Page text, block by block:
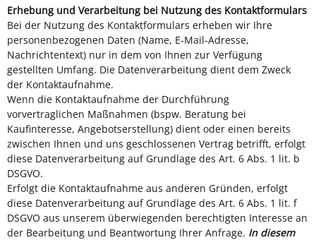
Erhebung und Verarbeitung bei Nutzung des Kontaktformulars
Bei der Nutzung des Kontaktformulars erheben wir Ihre
personenbezogenen Daten (Name, E-Mail-Adresse,
Nachrichtentext) nur in dem von Ihnen zur Verfügung
gestellten Umfang. Die Datenverarbeitung dient dem Zweck
der Kontaktaufnahme.
Wenn die Kontaktaufnahme der Durchführung
vorvertraglichen Maßnahmen (bspw. Beratung bei
Kaufinteresse, Angebotserstellung) dient oder einen bereits
zwischen Ihnen und uns geschlossenen Vertrag betrifft, erfolgt
diese Datenverarbeitung auf Grundlage des Art. 6 Abs. 1 lit. b
DSGVO.
Erfolgt die Kontaktaufnahme aus anderen Gründen, erfolgt
diese Datenverarbeitung auf Grundlage des Art. 6 Abs. 1 lit. f
DSGVO aus unserem überwiegenden berechtigten Interesse an
der Bearbeitung und Beantwortung Ihrer Anfrage. In diesem